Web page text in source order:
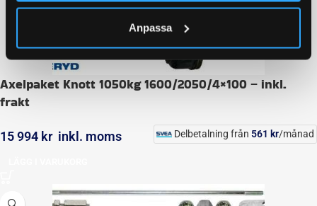
Anpassa
Axelpaket Knott 1050kg 1600/2050/4×100 – inkl.
frakt
15 994 kr inkl. moms Delbetalning från 561 kr/månad